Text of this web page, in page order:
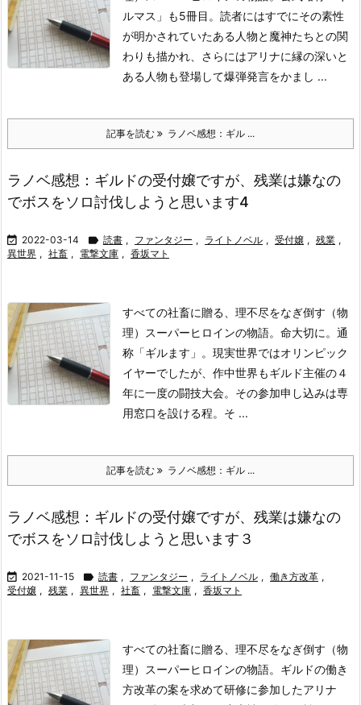
ルマス」も5冊目。読者にはすでにその素性
が明かされていたある人物と魔神たちとの関
わりも描かれ、さらにはアリナに縁の深いと
ある人物も登場して爆弾発言をかまし ...
記事を読む ラノベ感想：ギル ...
ラノベ感想：ギルドの受付嬢ですが、残業は嫌なの
でボスをソロ討伐しようと思います4
 2022-03-14  読書 , ファンタジー , ライトノベル , 受付嬢 , 残業 ,
異世界 , 社畜 , 電撃文庫 , 香坂マト
すべての社畜に贈る、理不尽をなぎ倒す（物
理）スーパーヒロインの物語。命大切に。通
称「ギルます」。 現実世界ではオリンピック
イヤーでしたが、作中世界もギルド主催の４
年に一度の闘技大会。その参加申し込みは専
用窓口を設ける程。そ ...
記事を読む ラノベ感想：ギル ...
ラノベ感想：ギルドの受付嬢ですが、残業は嫌なの
でボスをソロ討伐しようと思います３
 2021-11-15  読書 , ファンタジー , ライトノベル , 働き方改革 ,
受付嬢 , 残業 , 異世界 , 社畜 , 電撃文庫 , 香坂マト
すべての社畜に贈る、理不尽をなぎ倒す（物
理）スーパーヒロインの物語。ギルドの働き
方改革の案を求めて研修に参加したアリナ